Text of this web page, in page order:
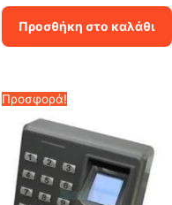
price
3.50€.
τρέχουσα
είναι:
2.45€.
Προσθήκη στο καλάθι
Προσφορά!